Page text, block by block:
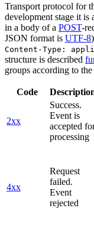
Transport protocol for
development stage it is
in a body of a POST-
JSON format is UTF-8
Content-Type:
structure is described
groups according to
Code
2xx
Success.
Event is
accepted
processing
4xx
Request
failed.
Event
rejected